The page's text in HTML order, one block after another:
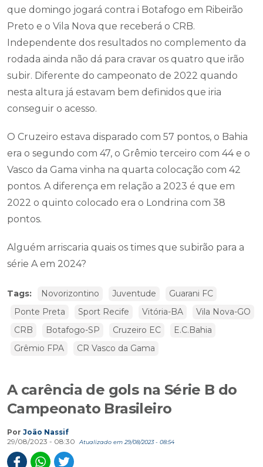
que domingo jogará contra i Botafogo em Ribeirão
Preto e o Vila Nova que receberá o CRB.
Independente dos resultados no complemento da
rodada ainda não dá para cravar os quatro que irão
subir. Diferente do campeonato de 2022 quando
nesta altura já estavam bem definidos que iria
conseguir o acesso.
O Cruzeiro estava disparado com 57 pontos, o Bahia
era o segundo com 47, o Grêmio terceiro com 44 e o
Vasco da Gama vinha na quarta colocação com 42
pontos. A diferença em relação a 2023 é que em
2022 o quinto colocado era o Londrina com 38
pontos.
Alguém arriscaria quais os times que subirão para a
série A em 2024?
Tags: Novorizontino Juventude
Guarani FC
Ponte Preta
Sport Recife Vitória-BA
Vila Nova-GO
CRB
Botafogo-SP Cruzeiro EC
E.C.Bahia
Grêmio FPA
CR Vasco da Gama
A carência de gols na Série B do
Campeonato Brasileiro
Por João Nassif
29/08/2023 - 08:30
Atualizado em 29/08/2023 - 08:54